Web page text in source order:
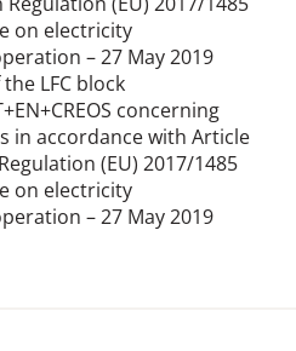
on electricity
– 27 May 2019
LFC block
concerning
in accordance with Article
(EU) 2017/1485
on electricity
– 27 May 2019